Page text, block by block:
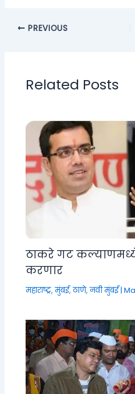
PREVIOUS
Related Posts
ठाकरे गट
करणार
महाराष्ट्र,मुंबई, ठाणे, नवी मुंबई|